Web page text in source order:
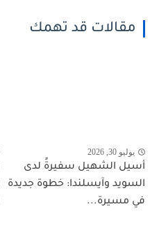
مقالات قد تهمك
يوليو 30, 2026
أسيل الشهيل سفيرةً لدى
السويد وآيسلندا: خطوة جديدة
في مسيرة...